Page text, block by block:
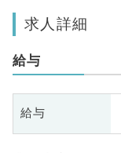
求人詳細
給与
給与